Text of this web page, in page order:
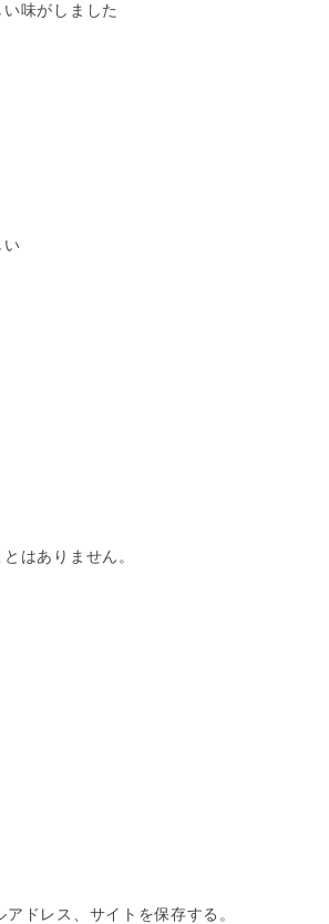
味がしました
い
はありません。
ドレス、サイトを保存する。